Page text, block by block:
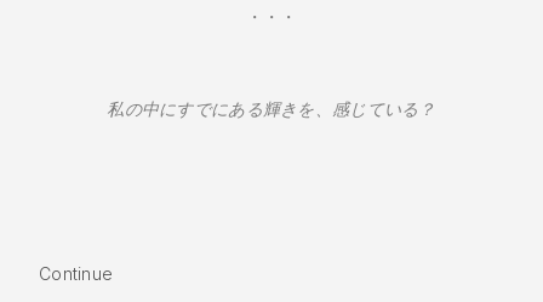
・・・
私の中にすでにある輝きを、感じている？
Continue